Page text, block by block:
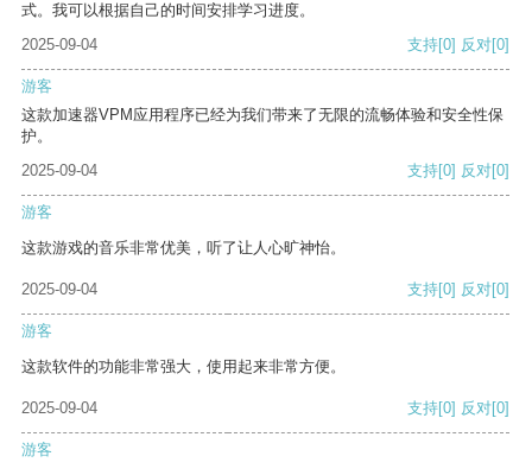
式。我可以根据自己的时间安排学习进度。
2025-09-04
支持[0] 反对[0]
游客
这款加速器VPM应用程序已经为我们带来了无限的流畅体验和安全性保
护。
2025-09-04
支持[0] 反对[0]
游客
这款游戏的音乐非常优美，听了让人心旷神怡。
2025-09-04 支持[0] 反对[0]
游客
这款软件的功能非常强大，使用起来非常方便。
2025-09-04 支持[0] 反对[0]
游客